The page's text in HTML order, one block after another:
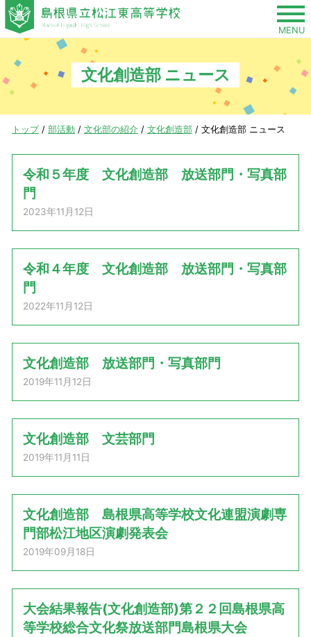
このページの本文へ
MENU
文化創造部 ニュース
現
トップ/ 部活動 / 文化部の紹介 / 文化創造部 / 文化創造部 ニュース
令和５年度 文化創造部 放送部門・写真部
門
2023年11月12日
令和４年度 文化創造部 放送部門・写真部
門
2022年11月12日
文化創造部 放送部門・写真部門
2019年11月12日
文化創造部 文芸部門
2019年11月11日
文化創造部 島根県高等学校文化連盟演劇専
門部松江地区演劇発表会
2019年09月18日
大会結果報告(文化創造部)第２２回島根県高
等学校総合文化祭放送部門島根県大会